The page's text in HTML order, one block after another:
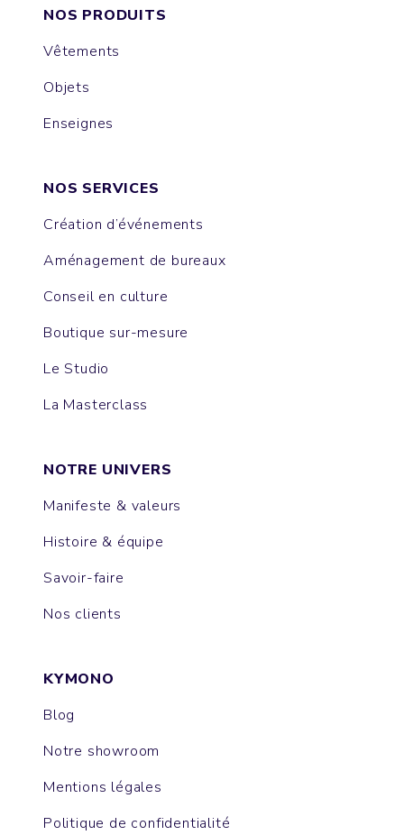
NOS PRODUITS
Vêtements
Objets
Enseignes
NOS SERVICES
Création d’événements
Aménagement de bureaux
Conseil en culture
Boutique sur-mesure
Le Studio
La Masterclass
NOTRE UNIVERS
Manifeste & valeurs
Histoire & équipe
Savoir-faire
Nos clients
KYMONO
Blog
Notre showroom
Mentions légales
Politique de confidentialité